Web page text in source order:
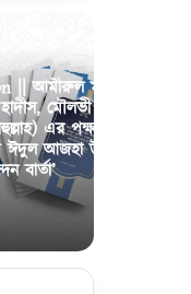
|| আমীরুল মু’মিনীন,
মৌলভী হিবাতুল্লাহ
এর পক্ষ থেকে
ঈদুল আজহা উপলক্ষে
বার্তা’